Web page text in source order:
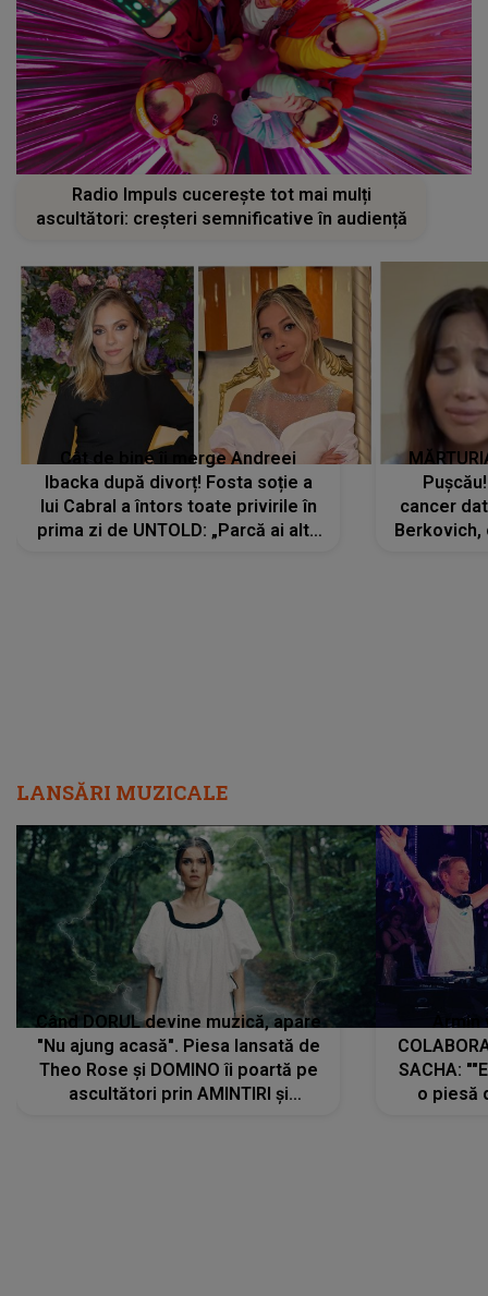
Radio Impuls cucerește tot mai mulți
ascultători: creșteri semnificative în audiență
Cât de bine îi merge Andreei
Ibacka după divorț! Fosta soție a
lui Cabral a întors toate privirile în
prima zi de UNTOLD: „Parcă ai altă
cancer
Berkovich,
LANSĂRI MUZICALE
Când DORUL devine muzică, apare
"Nu ajung acasă". Piesa lansată de
Theo Rose și DOMINO îi poartă pe
ascultători prin AMINTIRI și
SACHA:
o piesă